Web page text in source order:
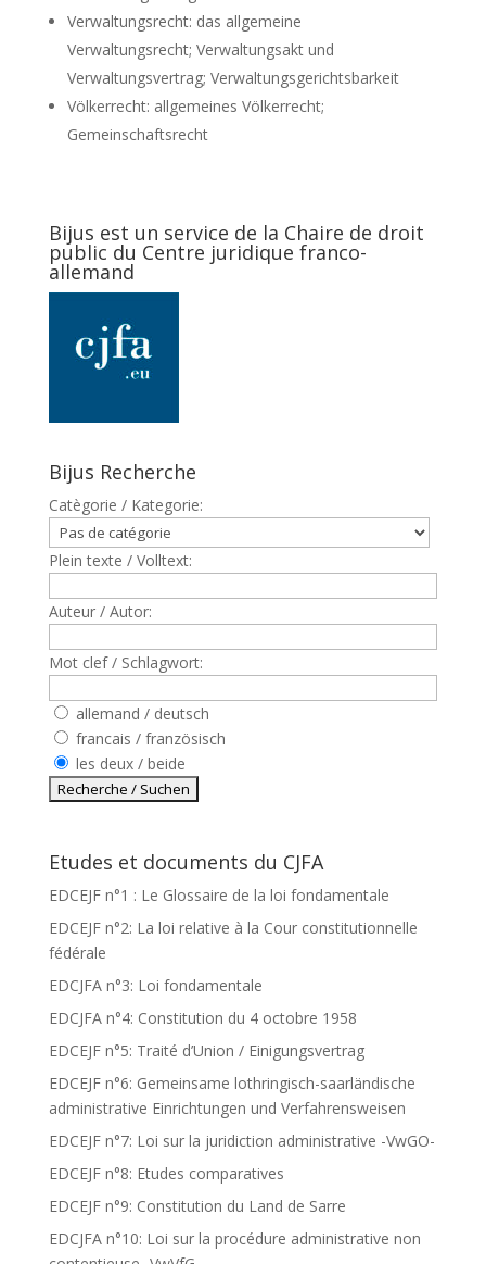
Verwaltungsrecht: das allgemeine
Verwaltungsrecht; Verwaltungsakt und
Verwaltungsvertrag; Verwaltungsgerichtsbarkeit
Völkerrecht: allgemeines Völkerrecht;
Gemeinschaftsrecht
Bijus est un service de la Chaire de droit
public du Centre juridique franco-
allemand
Bijus Recherche
Catègorie / Kategorie:
Plein texte / Volltext:
Auteur / Autor:
Mot clef / Schlagwort:
allemand / deutsch
francais / französisch
les deux / beide
Etudes et documents du CJFA
EDCEJF n°1 : Le Glossaire de la loi fondamentale
EDCEJF n°2: La loi relative à la Cour constitutionnelle
fédérale
EDCJFA n°3: Loi fondamentale
EDCJFA n°4: Constitution du 4 octobre 1958
EDCEJF n°5: Traité d’Union / Einigungsvertrag
EDCEJF n°6: Gemeinsame lothringisch-saarländische
administrative Einrichtungen und Verfahrensweisen
EDCEJF n°7: Loi sur la juridiction administrative -VwGO-
EDCEJF n°8: Etudes comparatives
EDCEJF n°9: Constitution du Land de Sarre
EDCJFA n°10: Loi sur la procédure administrative non